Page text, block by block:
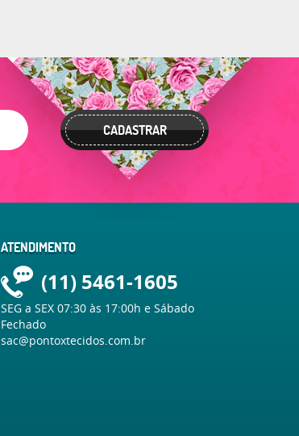
CADASTRAR
ATENDIMENTO
(11) 5461-1605
SEG a SEX 07:30 às 17:00h e Sábado
Fechado
sac@pontoxtecidos.com.br